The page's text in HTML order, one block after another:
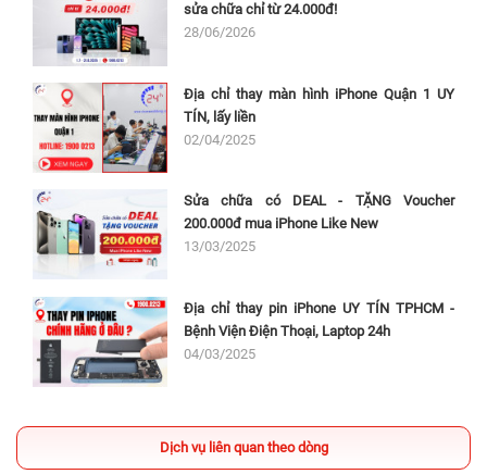
sửa chữa chỉ từ 24.000đ!
28/06/2026
Địa chỉ thay màn hình iPhone Quận 1 UY
TÍN, lấy liền
02/04/2025
Sửa chữa có DEAL - TẶNG Voucher
200.000đ mua iPhone Like New
13/03/2025
Địa chỉ thay pin iPhone UY TÍN TPHCM -
Bệnh Viện Điện Thoại, Laptop 24h
04/03/2025
Dịch vụ liên quan theo dòng